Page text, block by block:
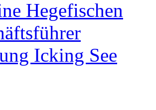
Hegefischen
Icking See